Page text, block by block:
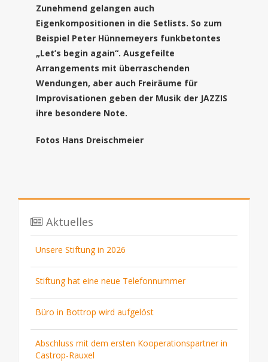
Zunehmend gelangen auch
Eigenkompositionen in die Setlists. So zum
Beispiel Peter Hünnemeyers funkbetontes
„Let’s begin again“. Ausgefeilte
Arrangements mit überraschenden
Wendungen, aber auch Freiräume für
Improvisationen geben der Musik der JAZZIS
ihre besondere Note.
Fotos Hans Dreischmeier
Aktuelles
Unsere Stiftung in 2026
Stiftung hat eine neue Telefonnummer
Büro in Bottrop wird aufgelöst
Abschluss mit dem ersten Kooperationspartner in
Castrop-Rauxel